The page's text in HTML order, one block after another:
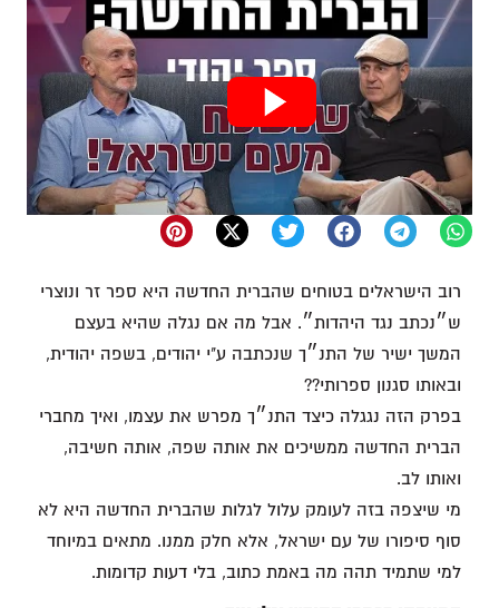
רוב הישראלים בטוחים שהברית החדשה היא ספר זר ונוצרי
ש״נכתב נגד היהדות״. אבל מה אם נגלה שהיא בעצם
המשך ישיר של התנ״ך שנכתבה ע"י יהודים, בשפה יהודית,
ובאותו סגנון ספרותי??
בפרק הזה נגגלה כיצד התנ״ך מפרש את עצמו, ואיך מחברי
הברית החדשה ממשיכים את אותה שפה, אותה חשיבה,
ואותו לב.
מי שיצפה בזה לעומק עלול לגלות שהברית החדשה היא לא
סוף סיפורו של עם ישראל, אלא חלק ממנו. מתאים במיוחד
למי שתמיד תהה מה באמת כתוב, בלי דעות קדומות.